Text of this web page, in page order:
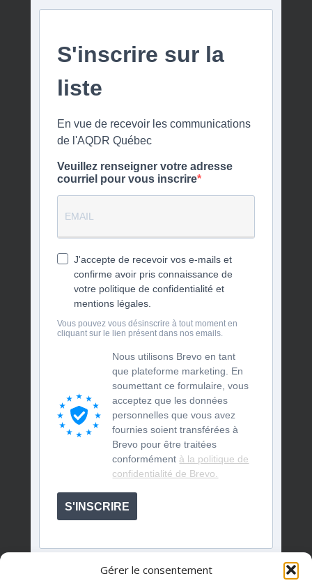
Gérer le consentement
S'inscrire sur la
liste
En vue de recevoir les communications
de l'AQDR Québec
Veuillez renseigner votre adresse
courriel pour vous inscrire
J'accepte de recevoir vos e-mails et
confirme avoir pris connaissance de
votre politique de confidentialité et
mentions légales.
Vous pouvez vous désinscrire à tout moment en
cliquant sur le lien présent dans nos emails.
Nous utilisons Brevo en tant
que plateforme marketing. En
soumettant ce formulaire, vous
acceptez que les données
personnelles que vous avez
fournies soient transférées à
Brevo pour être traitées
conformément à la politique de
confidentialité de Brevo.
S'INSCRIRE